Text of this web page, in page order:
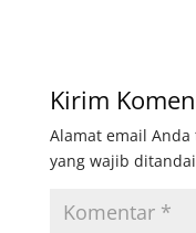
Kirim
Alamat email
yang wajib ditandai